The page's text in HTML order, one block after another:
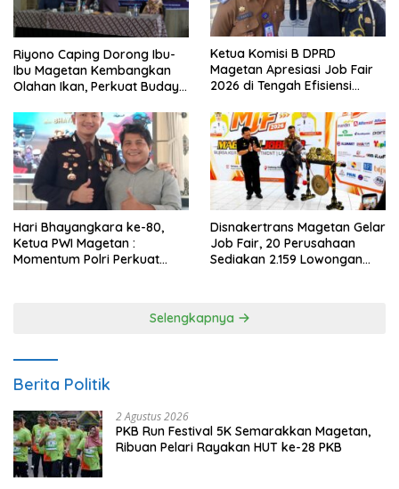
Riyono Caping Dorong Ibu-
Ibu Magetan Kembangkan
Olahan Ikan, Perkuat Budaya
Ketua Komisi B DPRD
Magetan Apresiasi Job Fair
2026 di Tengah Efisiensi
Hari Bhayangkara ke-80,
Ketua PWI Magetan :
Momentum Polri Perkuat
Disnakertrans Magetan Gelar
Job Fair, 20 Perusahaan
Sediakan 2.159 Lowongan
Selengkapnya
Berita Politik
2 Agustus 2026
PKB Run Festival 5K Semarakkan Magetan,
Ribuan Pelari Rayakan HUT ke-28 PKB